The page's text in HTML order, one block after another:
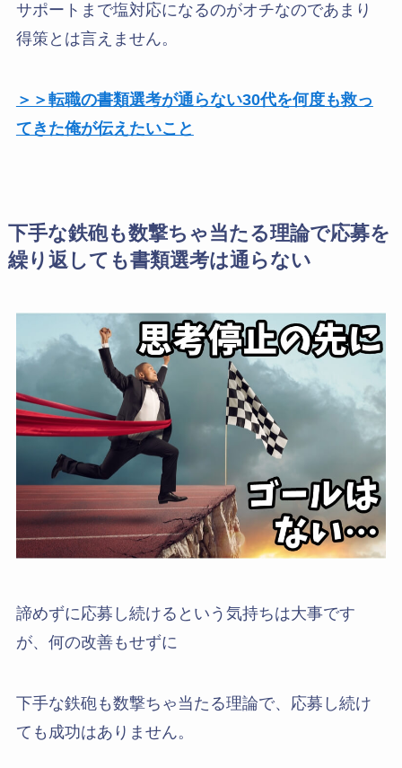
サポートまで塩対応になるのがオチなのであまり
得策とは言えません。
＞＞転職の書類選考が通らない30代を何度も救っ
てきた俺が伝えたいこと
下手な鉄砲も数撃ちゃ当たる理論で応募を
繰り返しても書類選考は通らない
諦めずに応募し続けるという気持ちは大事です
が、何の改善もせずに
下手な鉄砲も数撃ちゃ当たる理論で、応募し続け
ても成功はありません。